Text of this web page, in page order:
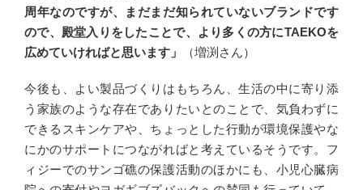
周年なのですが、まだまだ知られていないブランドです
ので、殿堂入りをしたことで、より多くの方にTAEKOを
広めていければと思います」
（増渕さん）
今後も、よい製品づくりはもちろん、生活の中に寄り添
う家族のような存在でありたいとのことで、気負わずに
できるスキンケアや、ちょっとした行動が環境保護やな
にかのサポートにつながればと考えているそうです。フ
ィジーでのサンゴ礁の保護活動のほかにも、小児心臓病